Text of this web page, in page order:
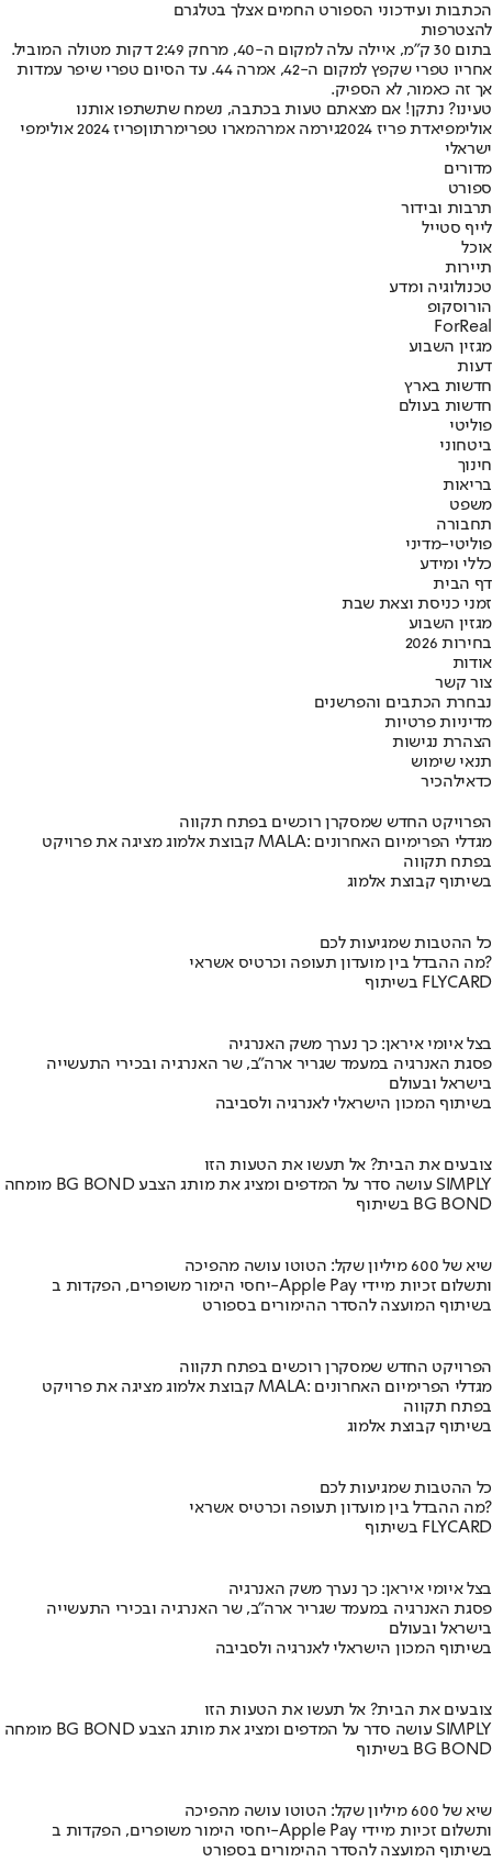
הכתבות ועידכוני הספורט החמים אצלך בטלגרם
להצטרפות
בתום 30 ק"מ, איילה עלה למקום ה-40, מרחק 2:49 דקות מטולה המוביל.
אחריו טפרי שקפץ למקום ה-42, אמרה 44. עד הסיום טפרי שיפר עמדות
אך זה כאמור, לא הספיק.
טעינו? נתקן! אם מצאתם טעות בכתבה, נשמח שתשתפו אותנו
אולימפיאדת פריז 2024
גירמה אמרהמארו טפרימרתון
פריז 2024 אולימפי
ישראלי
מדורים
ספורט
תרבות ובידור
לייף סטייל
אוכל
תיירות
טכנולוגיה ומדע
הורוסקופ
ForReal
מגזין השבוע
דעות
חדשות בארץ
חדשות בעולם
פוליטי
ביטחוני
חינוך
בריאות
משפט
תחבורה
פוליטי-מדיני
כללי ומידע
דף הבית
זמני כניסת וצאת שבת
מגזין השבוע
בחירות 2026
אודות
צור קשר
נבחרת הכתבים והפרשנים
מדיניות פרטיות
הצהרת נגישות
תנאי שימוש
כדאילהכיר
הפרויקט החדש שמסקרן רוכשים בפתח תקווה
קבוצת אלמוג מציגה את פרויקט MALA: מגדלי הפרימיום האחרונים
בפתח תקווה
בשיתוף קבוצת אלמוג
כל ההטבות שמגיעות לכם
מה ההבדל בין מועדון תעופה וכרטיס אשראי?
בשיתוף FLYCARD
בצל איומי איראן: כך נערך משק האנרגיה
פסגת האנרגיה במעמד שגריר ארה"ב, שר האנרגיה ובכירי התעשייה
בישראל ובעולם
בשיתוף המכון הישראלי לאנרגיה ולסביבה
צובעים את הבית? אל תעשו את הטעות הזו
מומחה BG BOND עושה סדר על המדפים ומציג את מותג הצבע SIMPLY
בשיתוף BG BOND
שיא של 600 מיליון שקל: הטוטו עושה מהפיכה
יחסי הימור משופרים, הפקדות ב-Apple Pay ותשלום זכיות מיידי
בשיתוף המועצה להסדר ההימורים בספורט
הפרויקט החדש שמסקרן רוכשים בפתח תקווה
קבוצת אלמוג מציגה את פרויקט MALA: מגדלי הפרימיום האחרונים
בפתח תקווה
בשיתוף קבוצת אלמוג
כל ההטבות שמגיעות לכם
מה ההבדל בין מועדון תעופה וכרטיס אשראי?
בשיתוף FLYCARD
בצל איומי איראן: כך נערך משק האנרגיה
פסגת האנרגיה במעמד שגריר ארה"ב, שר האנרגיה ובכירי התעשייה
בישראל ובעולם
בשיתוף המכון הישראלי לאנרגיה ולסביבה
צובעים את הבית? אל תעשו את הטעות הזו
מומחה BG BOND עושה סדר על המדפים ומציג את מותג הצבע SIMPLY
בשיתוף BG BOND
שיא של 600 מיליון שקל: הטוטו עושה מהפיכה
יחסי הימור משופרים, הפקדות ב-Apple Pay ותשלום זכיות מיידי
בשיתוף המועצה להסדר ההימורים בספורט